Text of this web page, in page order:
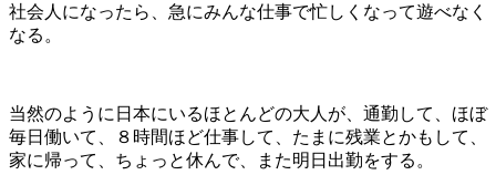
社会人になったら、急にみんな仕事で忙しくなって遊べなく
なる。
当然のように日本にいるほとんどの大人が、通勤して、ほぼ
毎日働いて、８時間ほど仕事して、たまに残業とかもして、
家に帰って、ちょっと休んで、また明日出勤をする。